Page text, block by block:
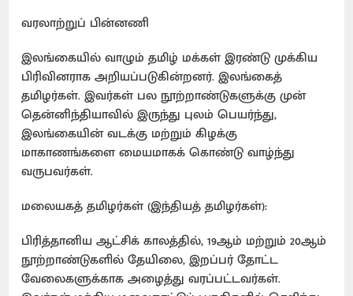
வரலாற்றுப் பின்னணி
இலங்கையில் வாழும் தமிழ் மக்கள் இரண்டு முக்கிய
பிரிவினராக அறியப்படுகின்றனர். இலங்கைத்
தமிழர்கள். இவர்கள் பல நூற்றாண்டுகளுக்கு முன்
தென்னிந்தியாவில் இருந்து புலம் பெயர்ந்து,
இலங்கையின் வடக்கு மற்றும் கிழக்கு
மாகாணங்களை மையமாகக் கொண்டு வாழ்ந்து
வருபவர்கள்.
மலையகத் தமிழர்கள் (இந்தியத் தமிழர்கள்):
பிரித்தானிய ஆட்சிக் காலத்தில், 19ஆம் மற்றும் 20ஆம்
நூற்றாண்டுகளில் தேயிலை, இறப்பர் தோட்ட
வேலைகளுக்காக அழைத்து வரப்பட்டவர்கள்.